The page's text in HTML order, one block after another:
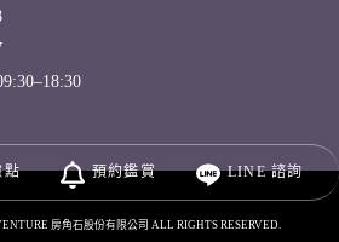
預約鑑賞
點 LINE諮詢
房角石股份有限公司 ALL RIGHTS RESERVED.